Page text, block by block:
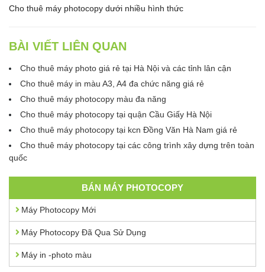
Cho thuê máy photocopy dưới nhiều hình thức
BÀI VIẾT LIÊN QUAN
Cho thuê máy photo giá rẻ tại Hà Nội và các tỉnh lân cận
Cho thuê máy in màu A3, A4 đa chức năng giá rẻ
Cho thuê máy photocopy màu đa năng
Cho thuê máy photocopy tại quận Cầu Giấy Hà Nội
Cho thuê máy photocopy tại kcn Đồng Văn Hà Nam giá rẻ
Cho thuê máy photocopy tại các công trình xây dựng trên toàn
quốc
BÁN MÁY PHOTOCOPY
Máy Photocopy Mới
Máy Photocopy Đã Qua Sử Dụng
Máy in -photo màu